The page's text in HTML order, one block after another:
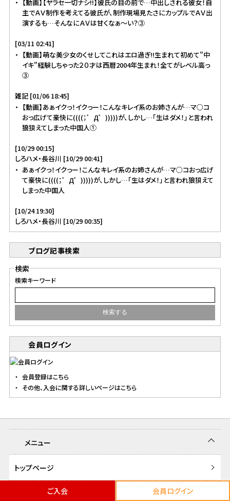
【動画】【ヤラセ一切ナシ!!】彼氏の目の前で…中出しされる彼女！自
主でＡＶ制作を考えてる彼氏が、制作現場見たさにカップルでＡＶ出
演するも…そんなにＡＶは甘くなぁ～い？③
[03/11 02:41]
【動画】萌な美少女のくせしてこれはエロ過ぎ!!生まれて初めて"中
イキ"経験しちゃった２０才は西暦2004年生まれ！全てがレベル高っ
③
雑記 [01/06 18:45]
【動画】あぁイクっ！イクっー！こんなキレイ系のお姉さんが…マ○コ
おっ広げて豪快に((((；゜Д゜)))))が、しかし…「生はダメ！」と言われ
狼狽えてしまった中国人①
[10/29 00:15]
しろハメ・長谷川 [10/29 00:41]
あぁイクっ！イクっー！こんなキレイ系のお姉さんが…マ○コおっ広げ
て豪快に((((；゜Д゜)))))が、しかし…「生はダメ！」と言われ狼狽えて
しまった中国人
[10/24 19:30]
しろハメ・長谷川 [10/29 00:35]
ブログ記事検索
検索
検索キーワード
会員ログイン
会員登録はこちら
その他、入会に関する詳しいページはこちら
メニュー
トップページ
ご入会 会員ログイン